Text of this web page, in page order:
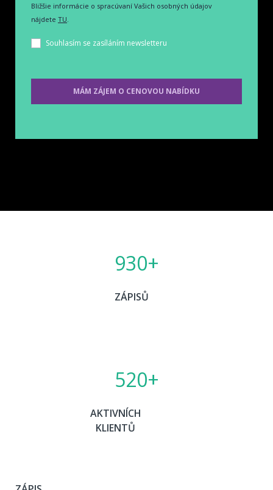
Bližšie informácie o spracúvaní Vašich osobných údajov
nájdete TU
Souhlasím se zasíláním newsletteru
MÁM ZÁJEM O CENOVOU NABÍDKU
930+
ZÁPISŮ
520+
AKTIVNÍCH
KLIENTŮ